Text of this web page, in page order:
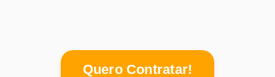
Quero Contratar!